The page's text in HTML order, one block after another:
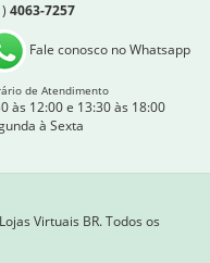
4063-7257
Fale conosco no Whatsapp
de Atendimento
às 12:00 e 13:30 às 18:00
à Sexta
Virtuais BR. Todos os